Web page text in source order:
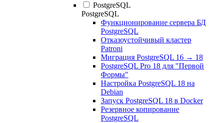
PostgreSQL
PostgreSQL
Функционирование сервера БД
PostgreSQL
Отказоустойчивый кластер
Patroni
Миграция PostgreSQL 16 → 18
PostgreSQL Pro 18 для "Первой
Формы"
Настройка PostgreSQL 18 на
Debian
Запуск PostgreSQL 18 в Docker
Резервное копирование
PostgreSQL